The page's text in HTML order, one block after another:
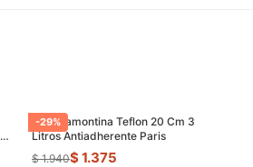
-29%
Olla Tramontina Teflon 20 Cm 3
Litros Antiadherente Paris
$ 1.940$ 1.375